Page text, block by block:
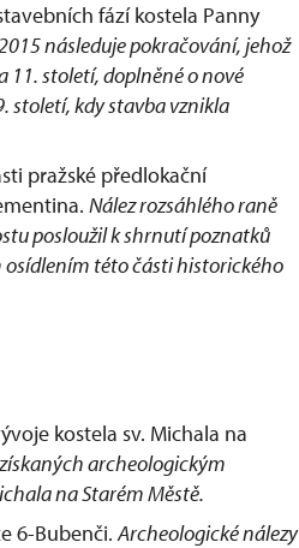
fází kostela Panny
následuje pokračování, jehož
11. století, doplněné o nové
století, kdy stavba vznikla
pražské předlokační
Nález rozsáhlého raně
posloužil k shrnutí poznatků
této části historického
kostela sv. Michala na
archeologickým
na Starém Městě.
6-Bubenči.Archeologické nálezy